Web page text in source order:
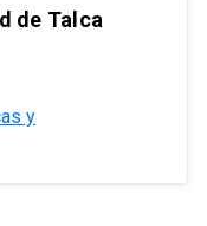
de Talca
y